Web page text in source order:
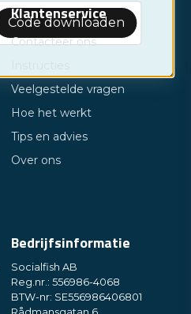
Code downloaden
Klantenservice
Contacteer ons
Veelgestelde vragen
Hoe het werkt
Tips en advies
Over ons
Bedrijfsinformatie
Socialfish AB
Reg.nr.: 556986-4068
BTW-nr: SE556986406801